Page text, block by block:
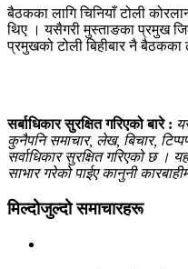
बैठकका लागि चिनियाँ टोली
थिए । यसैगरी मुस्ताङका प्रमुख
प्रमुखको टोली बिहीबार नै बैठकका
सर्बाधिकार सुरक्षित गरिएको बारे :
कुनैपनि समाचार, लेख, बिचार,
सर्वाधिकार सुरक्षित गरिएको छ ।
साभार गरेको पाईए कानुनी
मिल्दोजुल्दो समाचारहरू